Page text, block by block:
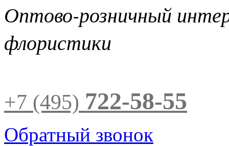
Оптово-розничный
флористики
+7 (495) 722-58-55
Обратный звонок